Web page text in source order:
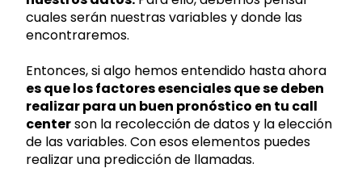
cuales serán nuestras variables y donde las
encontraremos.
Entonces, si algo hemos entendido hasta ahora
es que los factores esenciales que se deben
realizar para un buen pronóstico en tu call
centerson la recolección de datos y la elección
de las variables. Con esos elementos puedes
realizar una predicción de llamadas.